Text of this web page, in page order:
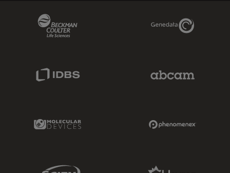
Genedata Link
Molecular Devices Link
Sciex Link